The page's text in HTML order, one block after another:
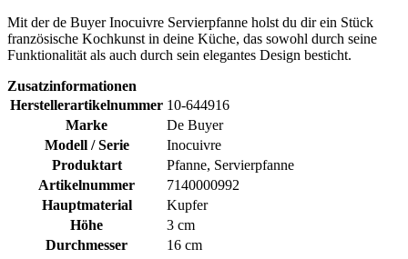
Mit der de Buyer Inocuivre Servierpfanne holst du dir ein Stück
französische Kochkunst in deine Küche, das sowohl durch seine
Funktionalität als auch durch sein elegantes Design besticht.
Zusatzinformationen
Herstellerartikelnummer 10-644916
Marke
De Buyer
Modell / Serie
Inocuivre
Produktart
Pfanne, Servierpfanne
Artikelnummer
7140000992
Hauptmaterial
Kupfer
Höhe
3 cm
Durchmesser
16 cm